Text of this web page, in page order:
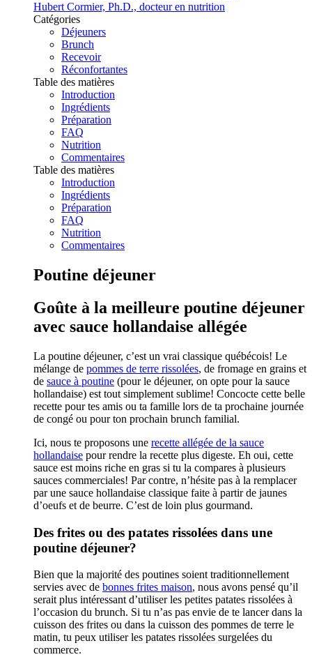
Hubert Cormier, Ph.D., docteur en nutrition
Catégories
Déjeuners
Brunch
Recevoir
Réconfortantes
Table des matières
Introduction
Ingrédients
Préparation
FAQ
Nutrition
Commentaires
Table des matières
Introduction
Ingrédients
Préparation
FAQ
Nutrition
Commentaires
Poutine déjeuner
Goûte à la meilleure poutine déjeuner
avec sauce hollandaise allégée
La poutine déjeuner, c’est un vrai classique québécois! Le
mélange de pommes de terre rissolées, de fromage en grains et
de sauce à poutine (pour le déjeuner, on opte pour la sauce
hollandaise) est tout simplement sublime! Concocte cette belle
recette pour tes amis ou ta famille lors de ta prochaine journée
de congé ou pour ton prochain brunch familial.
Ici, nous te proposons une recette allégée de la sauce
hollandaise pour rendre la recette plus digeste. Eh oui, cette
sauce est moins riche en gras si tu la compares à plusieurs
sauces commerciales! Par contre, n’hésite pas à la remplacer
par une sauce hollandaise classique faite à partir de jaunes
d’oeufs et de beurre. C’est de loin plus gourmand.
Des frites ou des patates rissolées dans une
poutine déjeuner?
Bien que la majorité des poutines soient traditionnellement
servies avec de bonnes frites maison, nous avons pensé qu’il
serait plus intéressant d’utiliser les petites patates rissolées à
l’occasion du brunch. Si tu n’as pas envie de te lancer dans la
cuisson des frites ou dans la cuisson des pommes de terre le
matin, tu peux utiliser les patates rissolées surgelées du
commerce.